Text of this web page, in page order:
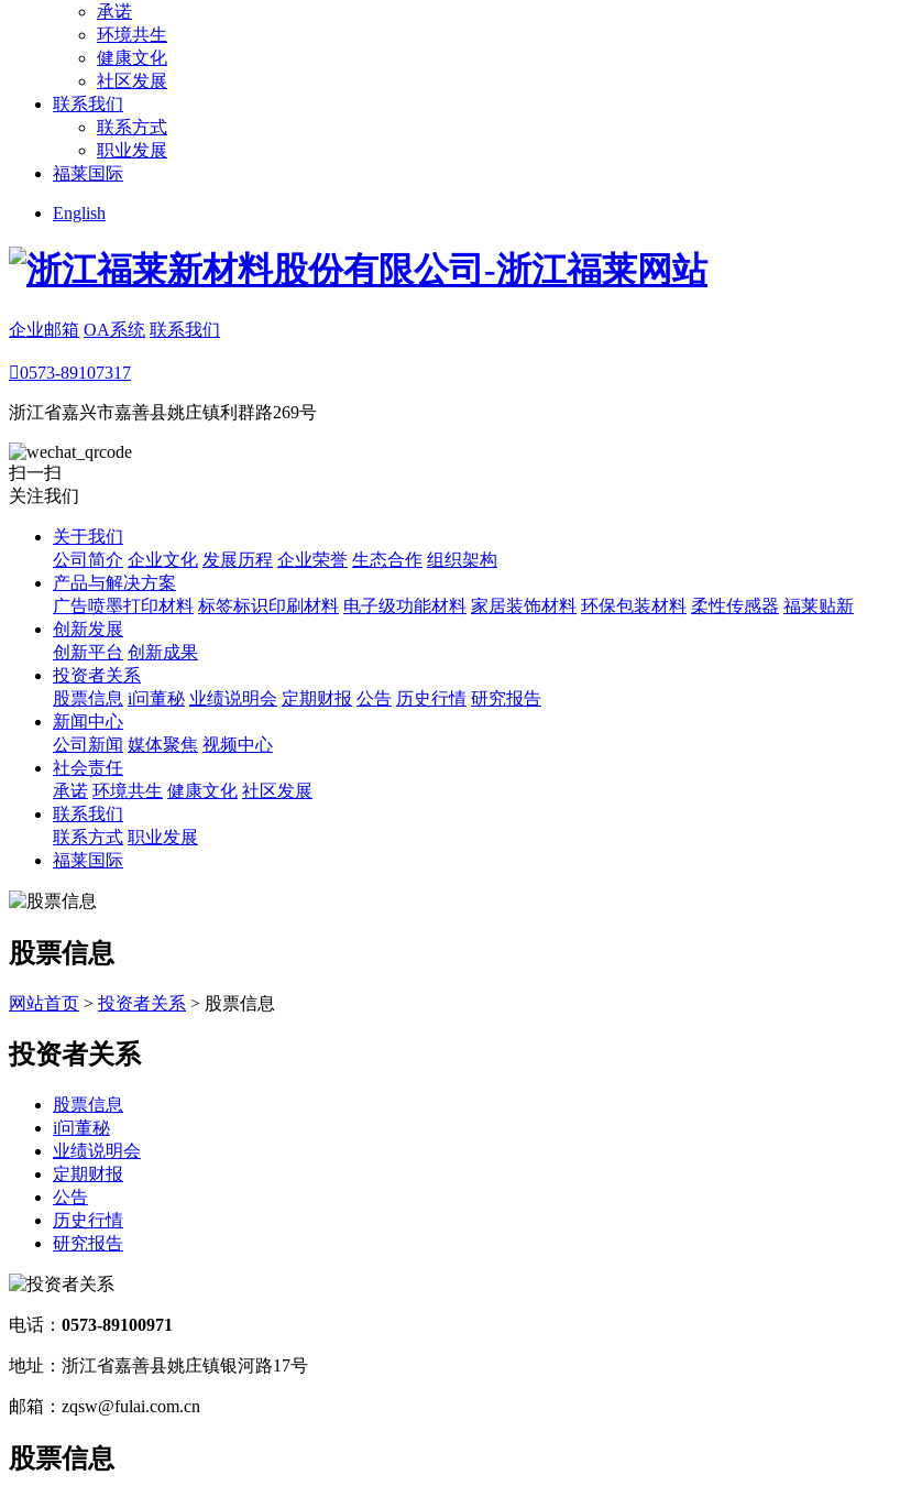
承诺
环境共生
健康文化
社区发展
联系我们
联系方式
职业发展
福莱国际
English
企业邮箱 OA系统 联系我们
0573-89107317
浙江省嘉兴市嘉善县姚庄镇利群路269号
扫一扫
关注我们
关于我们
公司简介 企业文化 发展历程 企业荣誉 生态合作 组织架构
产品与解决方案
广告喷墨打印材料 标签标识印刷材料 电子级功能材料 家居装饰材料 环保包装材料 柔性传感器 福莱贴新
创新发展
创新平台 创新成果
投资者关系
股票信息 i问董秘 业绩说明会 定期财报 公告 历史行情 研究报告
新闻中心
公司新闻 媒体聚焦 视频中心
社会责任
承诺 环境共生 健康文化 社区发展
联系我们
联系方式 职业发展
福莱国际
股票信息
网站首页 > 投资者关系 > 股票信息
投资者关系
股票信息
i问董秘
业绩说明会
定期财报
公告
历史行情
研究报告
电话： 0573-89100971
地址：浙江省嘉善县姚庄镇银河路17号
邮箱：zqsw@fulai.com.cn
股票信息